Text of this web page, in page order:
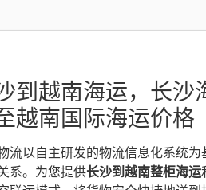
到越南海运，长沙
越南国际海运价格
流以自主研发的物流信息化系统
系。为您提供长沙到越南整柜海运